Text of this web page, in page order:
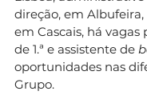
direção, em
em Cascais, há vagas
de 1.ª e assistente de
oportunidades nas
Grupo.